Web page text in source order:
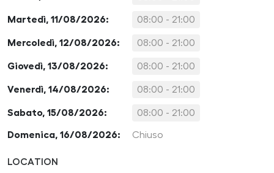
Martedì, 11/08/2026: 08:00 - 21:00
Mercoledì, 12/08/2026: 08:00 - 21:00
Giovedì, 13/08/2026: 08:00 - 21:00
Venerdì, 14/08/2026: 08:00 - 21:00
Sabato, 15/08/2026: 08:00 - 21:00
Domenica, 16/08/2026: Chiuso
LOCATION